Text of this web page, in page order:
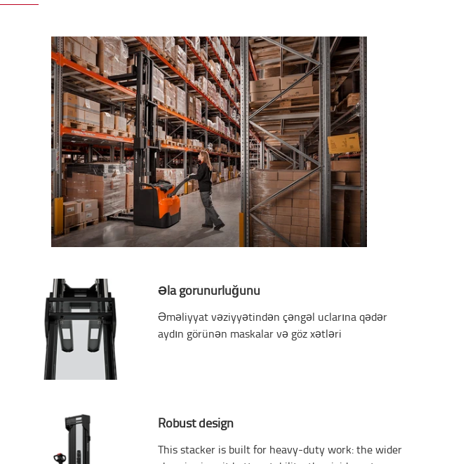
Əla görünürlüğünü
Əməliyyat vəziyyətindən çəngəl uclarına qədər
aydın görünən maskalar və göz xətləri
Robust design
This stacker is built for heavy-duty work: the wider